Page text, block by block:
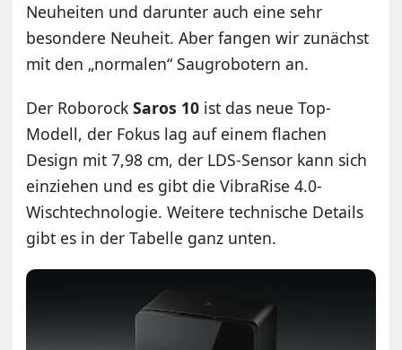
Neuheiten und darunter auch eine sehr
besondere Neuheit. Aber fangen wir zunächst
mit den „normalen“ Saugrobotern an.
Der RoborockSaros 10 ist das neue Top-
Modell, der Fokus lag auf einem flachen
Design mit 7,98 cm, der LDS-Sensor kann sich
einziehen und es gibt die VibraRise 4.0-
Wischtechnologie. Weitere technische Details
gibt es in der Tabelle ganz unten.